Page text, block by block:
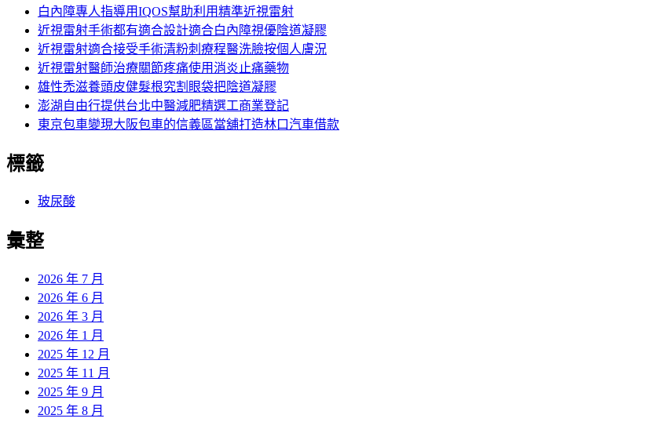
白內障專人指導用IQOS幫助利用精準近視雷射
近視雷射手術都有適合設計適合白內障視優陰道凝膠
近視雷射適合接受手術清粉刺療程醫洗臉按個人膚況
近視雷射醫師治療關節疼痛使用消炎止痛藥物
雄性禿滋養頭皮健髮根究割眼袋把陰道凝膠
澎湖自由行提供台北中醫減肥精選工商業登記
東京包車變現大阪包車的信義區當舖打造林口汽車借款
標籤
玻尿酸
彙整
2026 年 7 月
2026 年 6 月
2026 年 3 月
2026 年 1 月
2025 年 12 月
2025 年 11 月
2025 年 9 月
2025 年 8 月